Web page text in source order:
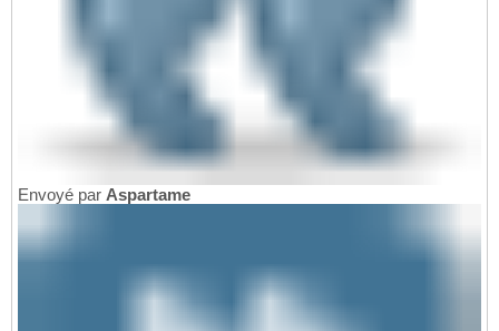
Envoyé par Aspartame